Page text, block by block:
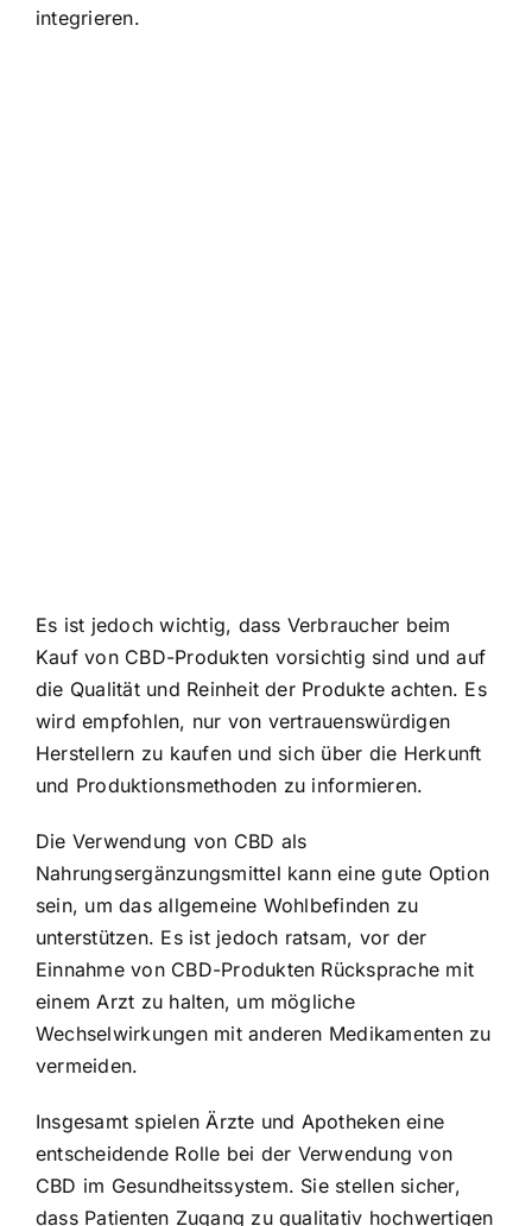
integrieren.
Es ist jedoch wichtig, dass Verbraucher beim
Kauf von CBD-Produkten vorsichtig sind und auf
die Qualität und Reinheit der Produkte achten. Es
wird empfohlen, nur von vertrauenswürdigen
Herstellern zu kaufen und sich über die Herkunft
und Produktionsmethoden zu informieren.
Die Verwendung von CBD als
Nahrungsergänzungsmittel kann eine gute Option
sein, um das allgemeine Wohlbefinden zu
unterstützen. Es ist jedoch ratsam, vor der
Einnahme von CBD-Produkten Rücksprache mit
einem Arzt zu halten, um mögliche
Wechselwirkungen mit anderen Medikamenten zu
vermeiden.
Insgesamt spielen Ärzte und Apotheken eine
entscheidende Rolle bei der Verwendung von
CBD im Gesundheitssystem. Sie stellen sicher,
dass Patienten Zugang zu qualitativ hochwertigen